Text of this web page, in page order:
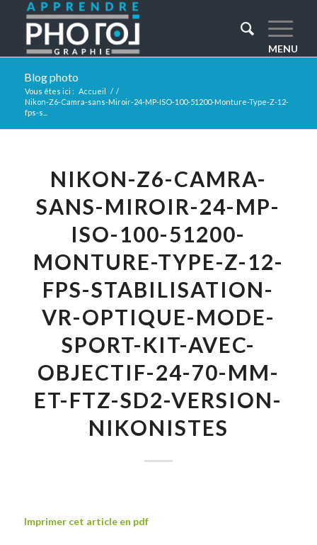
Blog photo
Vous êtes ici : Accueil / /
Nikon-Z6-Camra-sans-Miroir-24-MP-ISO-100-51200-Monture-Type-Z-12-
fps-s...
NIKON-Z6-CAMRA-
SANS-MIROIR-24-MP-
ISO-100-51200-
MONTURE-TYPE-Z-12-
FPS-STABILISATION-
VR-OPTIQUE-MODE-
SPORT-KIT-AVEC-
OBJECTIF-24-70-MM-
ET-FTZ-SD2-VERSION-
NIKONISTES
Imprimer cet article en pdf